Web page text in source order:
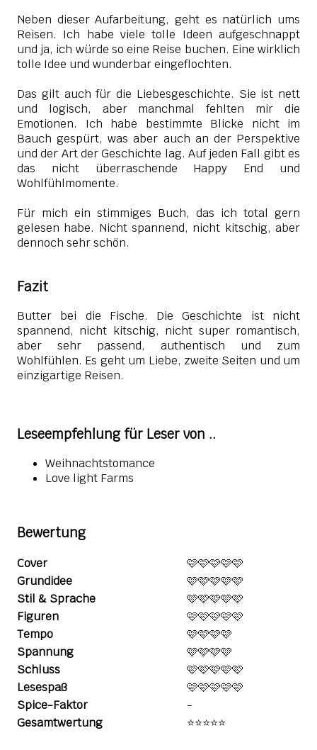
Neben dieser Aufarbeitung, geht es natürlich ums
Reisen. Ich habe viele tolle Ideen aufgeschnappt
und ja, ich würde so eine Reise buchen. Eine wirklich
tolle Idee und wunderbar eingeflochten.
Das gilt auch für die Liebesgeschichte. Sie ist nett
und logisch, aber manchmal fehlten mir die
Emotionen. Ich habe bestimmte Blicke nicht im
Bauch gespürt, was aber auch an der Perspektive
und der Art der Geschichte lag. Auf jeden Fall gibt es
das nicht überraschende Happy End und
Wohlfühlmomente.
Für mich ein stimmiges Buch, das ich total gern
gelesen habe. Nicht spannend, nicht kitschig, aber
dennoch sehr schön.
Fazit
Butter bei die Fische. Die Geschichte ist nicht
spannend, nicht kitschig, nicht super romantisch,
aber sehr passend, authentisch und zum
Wohlfühlen. Es geht um Liebe, zweite Seiten und um
einzigartige Reisen.
Leseempfehlung für Leser von ..
Weihnachtstomance
Love light Farms
Bewertung
Cover
🩷🩷🩷🩷🩷
Grundidee
🩷🩷🩷🩷🩷
Stil & Sprache
🩷🩷🩷🩷🩷
Figuren
🩷🩷🩷🩷🩷
Tempo
🩷🩷🩷🩷
Spannung
🩷🩷🩷🩷
Schluss
🩷🩷🩷🩷🩷
Lesespaß
🩷🩷🩷🩷🩷
Spice-Faktor
-
Gesamtwertung
⭐️⭐️⭐️⭐️⭐️